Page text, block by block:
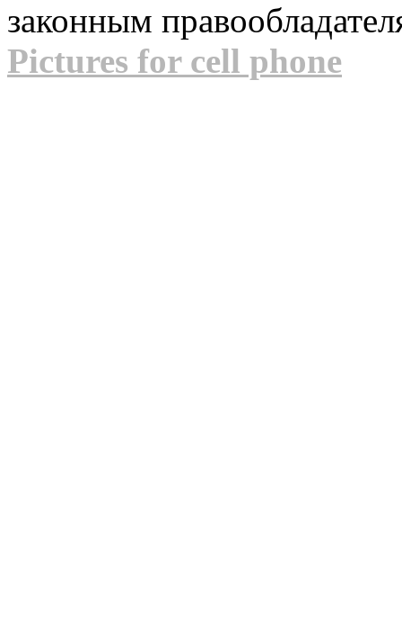
законным
Pictures for cell phone